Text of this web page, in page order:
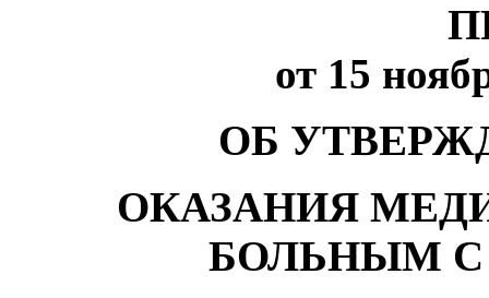
от 15
ОБ
ОКАЗАНИЯ
БОЛЬНЫМ